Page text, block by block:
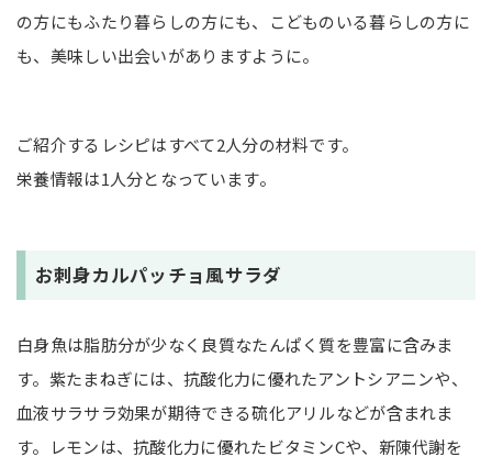
の方にもふたり暮らしの方にも、こどものいる暮らしの方に
も、美味しい出会いがありますように。
ご紹介するレシピはすべて2人分の材料です。
栄養情報は1人分となっています。
お刺身カルパッチョ風サラダ
白身魚は脂肪分が少なく良質なたんぱく質を豊富に含みま
す。紫たまねぎには、抗酸化力に優れたアントシアニンや、
血液サラサラ効果が期待できる硫化アリルなどが含まれま
す。レモンは、抗酸化力に優れたビタミンCや、新陳代謝を